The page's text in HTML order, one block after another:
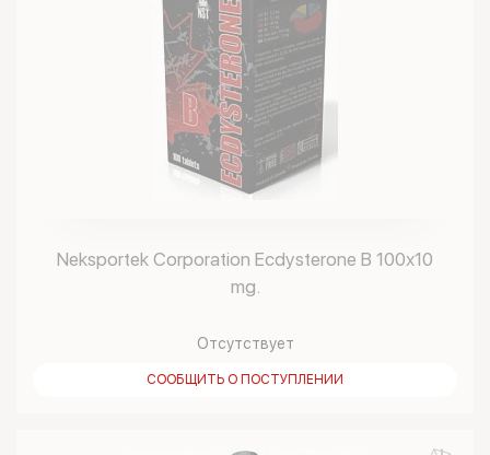
Neksportek Corporation Ecdysterone B 100х10
mg.
Отсутствует
СООБЩИТЬ О ПОСТУПЛЕНИИ